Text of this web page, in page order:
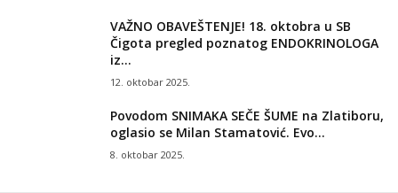
VAŽNO OBAVEŠTENJE! 18. oktobra u SB
Čigota pregled poznatog ENDOKRINOLOGA
iz...
12. oktobar 2025.
Povodom SNIMAKA SEČE ŠUME na Zlatiboru,
oglasio se Milan Stamatović. Evo...
8. oktobar 2025.